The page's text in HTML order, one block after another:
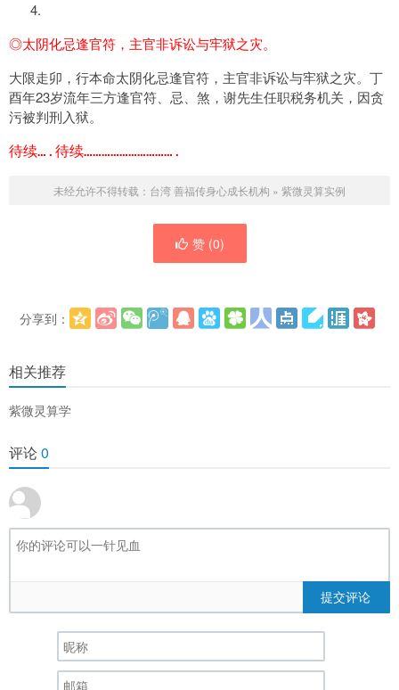
◎太阴化忌逢官符，主官非诉讼与牢狱之灾。
大限走卯，行本命太阴化忌逢官符，主官非诉讼与牢狱之灾。丁
酉年23岁流年三方逢官符、忌、煞，谢先生任职税务机关，因贪
污被判刑入狱。
待续….待续………………………….
未经允许不得转载： 台湾 善福传身心成长机构 » 紫微灵算实例
赞 (0)
分享到：
相关推荐
紫微灵算学
评论0
提交评论